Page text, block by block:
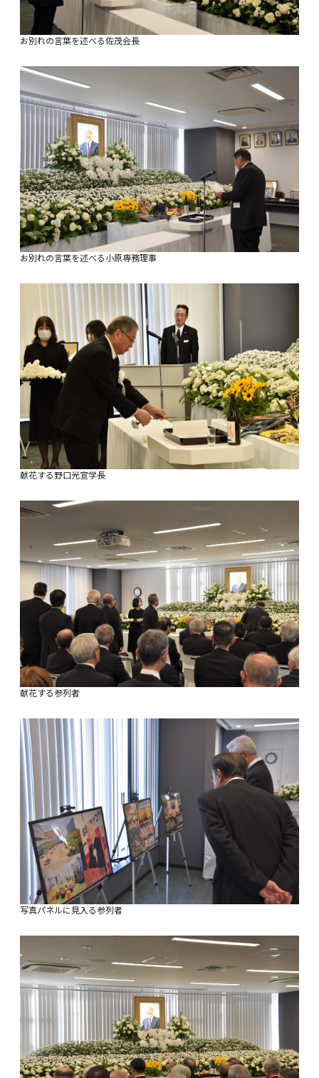
お別れの言葉を述べる佐茂会長
お別れの言葉を述べる小原専務理事
献花する野口光宣学長
献花する参列者
写真パネルに見入る参列者